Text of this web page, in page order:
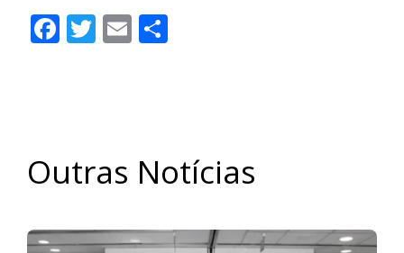
Facebook
Twitter
Email
Outras Notícias